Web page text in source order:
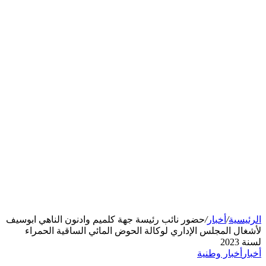
الرئيسية/ أخبار/حضور نائب رئيسة جهة كلميم وادنون الناهي ابوسيف
لأشغال المجلس الإداري لوكالة الحوض المائي الساقية الحمراء
لسنة 2023
أخبار أخبار وطنية